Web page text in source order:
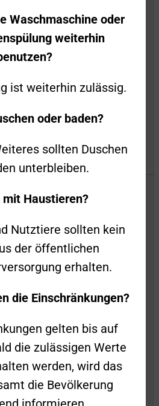
Waschmaschine oder
weiterhin
ist weiterhin zulässig.
oder baden?
sollten Duschen
unterbleiben.
Haustieren?
Nutztiere sollten kein
der öffentlichen
erhalten.
die Einschränkungen?
gelten bis auf
die zulässigen Werte
werden, wird das
die Bevölkerung